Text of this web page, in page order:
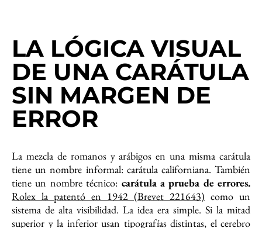
LA LÓGICA VISUAL
DE UNA CARÁTULA
SIN MARGEN DE
ERROR
La mezcla de romanos y arábigos en una misma carátula
tiene un nombre informal: carátula californiana. También
tiene un nombre técnico: carátula a prueba de errores.
Rolex la patentó en 1942 (Brevet 221643) como un
sistema de alta visibilidad. La idea era simple. Si la mitad
superior y la inferior usan tipografías distintas, el cerebro